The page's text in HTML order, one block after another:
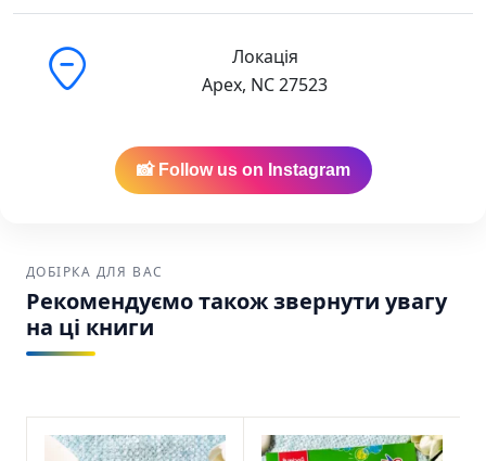
Локація
Apex, NC 27523
📸 Follow us on Instagram
ДОБІРКА ДЛЯ ВАС
Рекомендуємо також звернути увагу
на ці книги